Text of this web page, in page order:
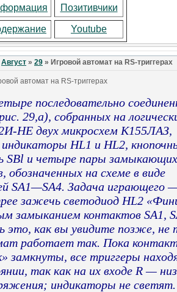
Позитивчики
Youtube
Август » 29 » Игровой автомат на RS-триггерах
автомат на RS-триггерах
последовательно
29,а), собранных на
НЕ двух микросхем К155ЛАЗ,
HL1 и HL2,
SBl и четыре пары замыкающих
, обозначенных на схеме в виде
SA1—SA4. Задача играющего
зажечь светодиод HL2
замыканием контактов SA1,
это, как вы увидите позже, не
работает так. Пока
замкнуты, все триггеры
так как на их входе R —
индикаторы не светят.